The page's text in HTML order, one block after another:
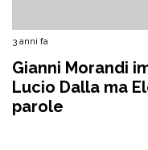
3 anni fa
Gianni Morandi
Lucio Dalla ma
parole